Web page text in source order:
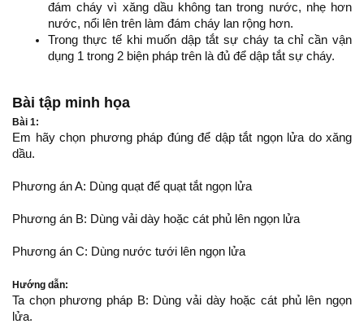
đám cháy vì xăng dầu không tan trong nước, nhẹ hơn
nước, nổi lên trên làm đám cháy lan rộng hơn.
Trong thực tế khi muốn dập tắt sự cháy ta chỉ cần vận
dụng 1 trong 2 biện pháp trên là đủ để dập tắt sự cháy.
Bài tập minh họa
Bài 1:
Em hãy chọn phương pháp đúng để dập tắt ngọn lửa do xăng
dầu.
Phương án A: Dùng quạt để quạt tắt ngọn lửa
Phương án B: Dùng vải dày hoặc cát phủ lên ngọn lửa
Phương án C: Dùng nước tưới lên ngọn lửa
Hướng dẫn:
Ta chọn phương pháp B: Dùng vải dày hoặc cát phủ lên ngọn
lửa.